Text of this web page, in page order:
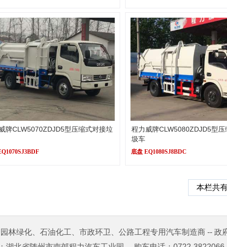
牌CLW5070ZDJD5型压缩式对接垃
程力威牌CLW5080ZDJD5型压
圾车
底盘 EQ1080SJ8BDC
本栏共
林绿化、石油化工、市政环卫、公路工程专用汽车制造商 -- 政